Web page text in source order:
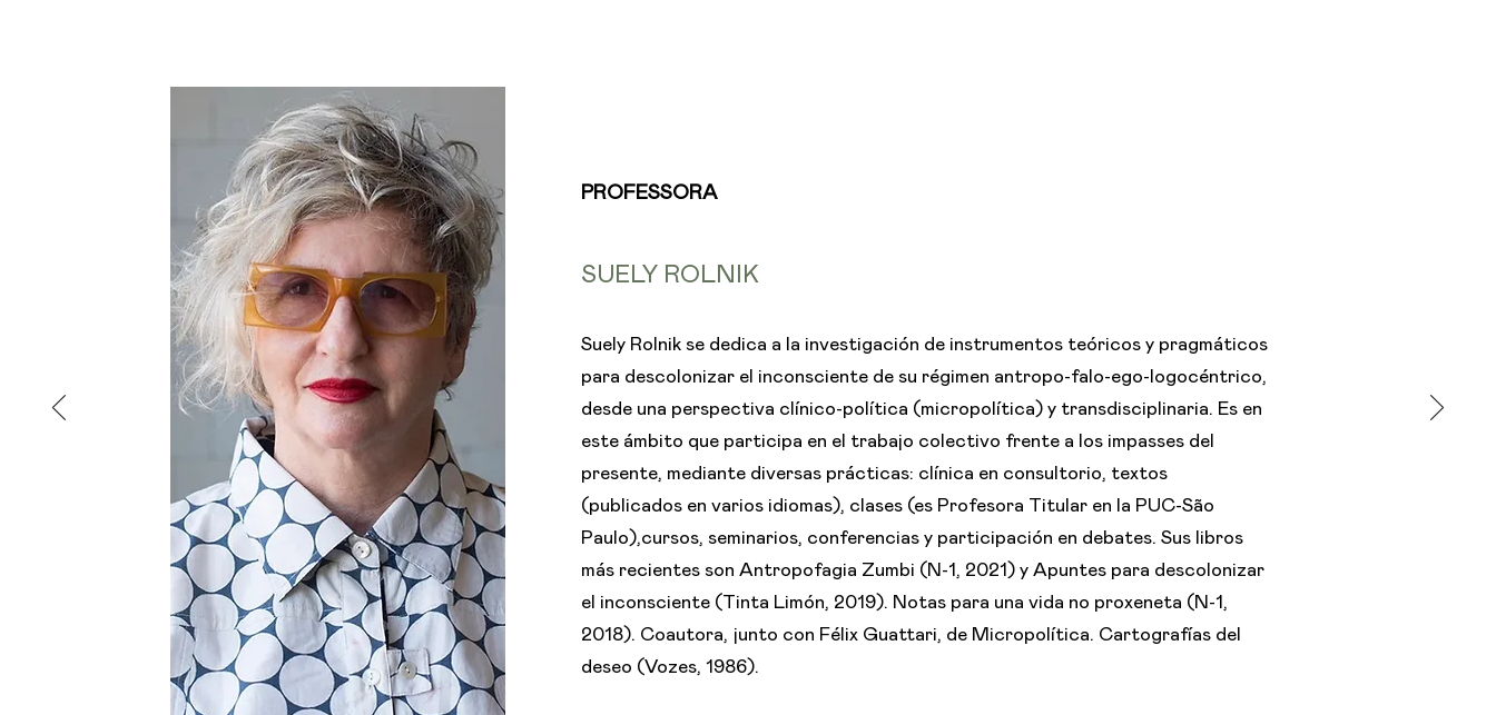
PROFESSORA
SUELY ROLNIK
Suely Rolnik se dedica a la investigación de instrumentos teóricos y pragmáticos
para descolonizar el inconsciente de su régimen antropo-falo-ego-logocéntrico,
desde una perspectiva clínico-política (micropolítica) y transdisciplinaria. Es en
este ámbito que participa en el trabajo colectivo frente a los impasses del
presente, mediante diversas prácticas: clínica en consultorio, textos
(publicados en varios idiomas), clases (es Profesora Titular en la PUC-São
Paulo),cursos, seminarios, conferencias y participación en debates. Sus libros
más recientes son Antropofagia Zumbi (N-1, 2021) y Apuntes para descolonizar
el inconsciente (Tinta Limón, 2019). Notas para una vida no proxeneta (N-1,
2018). Coautora, junto con Félix Guattari, de Micropolítica. Cartografías del
deseo (Vozes, 1986).